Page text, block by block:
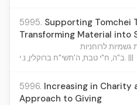
5995. Supporting Tomchei
Transforming Material into
לרוחניות
ב"ה, ח"י טבת, ה'תשי"ח ברוקלין, נ.י. |||
5996. Increasing in Charity
Approach to Giving